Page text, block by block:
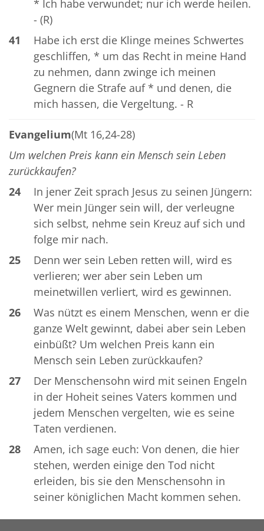
* Ich habe verwundet; nur ich werde heilen.
- (R)
41
Habe ich erst die Klinge meines Schwertes
geschliffen, * um das Recht in meine Hand
zu nehmen, dann zwinge ich meinen
Gegnern die Strafe auf * und denen, die
mich hassen, die Vergeltung. - R
Evangelium(Mt 16,24-28)
Um welchen Preis kann ein Mensch sein Leben
zurückkaufen?
24
In jener Zeit sprach Jesus zu seinen Jüngern:
Wer mein Jünger sein will, der verleugne
sich selbst, nehme sein Kreuz auf sich und
folge mir nach.
25
Denn wer sein Leben retten will, wird es
verlieren; wer aber sein Leben um
meinetwillen verliert, wird es gewinnen.
26
Was nützt es einem Menschen, wenn er die
ganze Welt gewinnt, dabei aber sein Leben
einbüßt? Um welchen Preis kann ein
Mensch sein Leben zurückkaufen?
27
Der Menschensohn wird mit seinen Engeln
in der Hoheit seines Vaters kommen und
jedem Menschen vergelten, wie es seine
Taten verdienen.
28
Amen, ich sage euch: Von denen, die hier
stehen, werden einige den Tod nicht
erleiden, bis sie den Menschensohn in
seiner königlichen Macht kommen sehen.